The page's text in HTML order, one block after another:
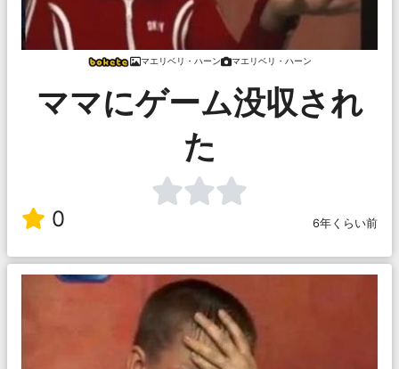
マエリベリ・ハーン マエリベリ・ハーン
ママにゲーム没収され
た
0 6年くらい前